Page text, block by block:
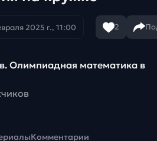
2025 г., 11:00 2
Олимпиадная математика в
Комментарии